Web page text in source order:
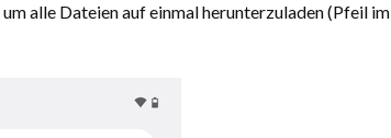
alle Dateien auf einmal herunterzuladen (Pfeil im